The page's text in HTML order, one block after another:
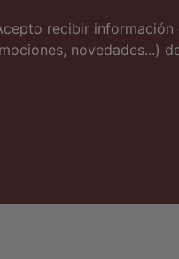
recibir información
novedades...)